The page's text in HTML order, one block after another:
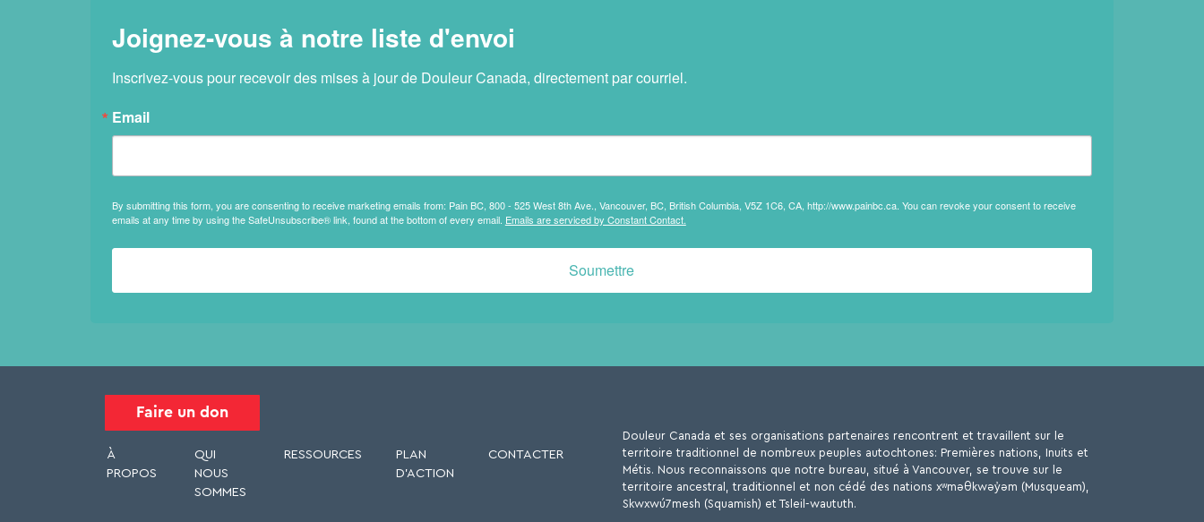
Joignez-vous à notre liste d'envoi
Inscrivez-vous pour recevoir des mises à jour de Douleur Canada, directement par courriel.
Email
By submitting this form, you are consenting to receive marketing emails from: Pain BC, 800 - 525 West 8th Ave., Vancouver, BC, British Columbia, V5Z 1C6, CA, http://www.painbc.ca. You can revoke your consent to receive
emails at any time by using the SafeUnsubscribe® link, found at the bottom of every email. Emails are serviced by Constant Contact.
Soumettre
Faire un don
À
PROPOS
QUI
NOUS
SOMMES
RESSOURCES
PLAN
D'ACTION
CONTACTER
Douleur Canada et ses organisations partenaires rencontrent et travaillent sur le
territoire traditionnel de nombreux peuples autochtones: Premières nations, Inuits et
Métis. Nous reconnaissons que notre bureau, situé à Vancouver, se trouve sur le
territoire ancestral, traditionnel et non cédé des nations xʷməθkwəy̓əm (Musqueam),
Skwxwú7mesh (Squamish) et Tsleil-waututh.